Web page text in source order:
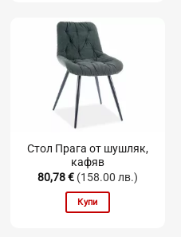
Стол Прага от шушляк,
кафяв
80,78€ (158.00 лв.)
Купи